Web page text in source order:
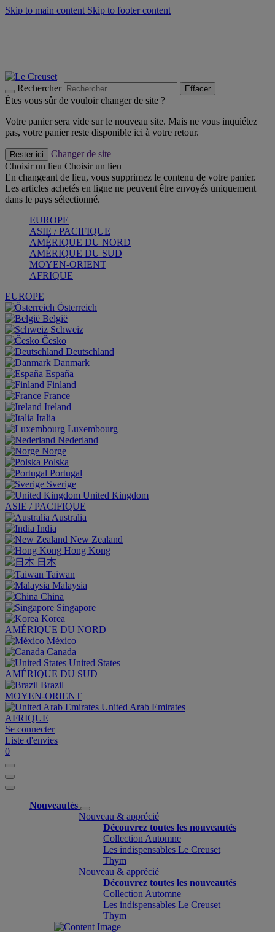
Skip to main content Skip to footer content
Rechercher Effacer
Êtes vous sûr de vouloir changer de site ?
Votre panier sera vide sur le nouveau site. Mais ne vous inquiétez
pas, votre panier reste disponible ici à votre retour.
Rester ici
Changer de site
Choisir un lieu Choisir un lieu
En changeant de lieu, vous supprimez le contenu de votre panier.
Les articles achetés en ligne ne peuvent être envoyés uniquement
dans le pays sélectionné.
EUROPE
ASIE / PACIFIQUE
AMÉRIQUE DU NORD
AMÉRIQUE DU SUD
MOYEN-ORIENT
AFRIQUE
EUROPE
Österreich
België
Schweiz
Česko
Deutschland
Danmark
España
Finland
France
Ireland
Italia
Luxembourg
Nederland
Norge
Polska
Portugal
Sverige
United Kingdom
ASIE / PACIFIQUE
Australia
India
New Zealand
Hong Kong
日本
Taiwan
Malaysia
China
Singapore
Korea
AMÉRIQUE DU NORD
México
Canada
United States
AMÉRIQUE DU SUD
Brazil
MOYEN-ORIENT
United Arab Emirates
AFRIQUE
Se connecter
Liste d'envies
0
Nouveautés
Nouveau & apprécié
Découvrez toutes les nouveautés
Collection Automne
Les indispensables Le Creuset
Thym
Nouveau & apprécié
Découvrez toutes les nouveautés
Collection Automne
Les indispensables Le Creuset
Thym